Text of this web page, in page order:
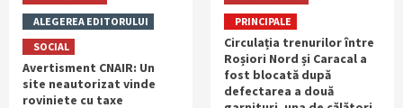
ALEGEREA EDITORULUI
SOCIAL
Avertisment CNAIR: Un
site neautorizat vinde
roviniete cu taxe
PRINCIPALE
Circulația trenurilor între
Roșiori Nord și Caracal a
fost blocată după
defectarea a două